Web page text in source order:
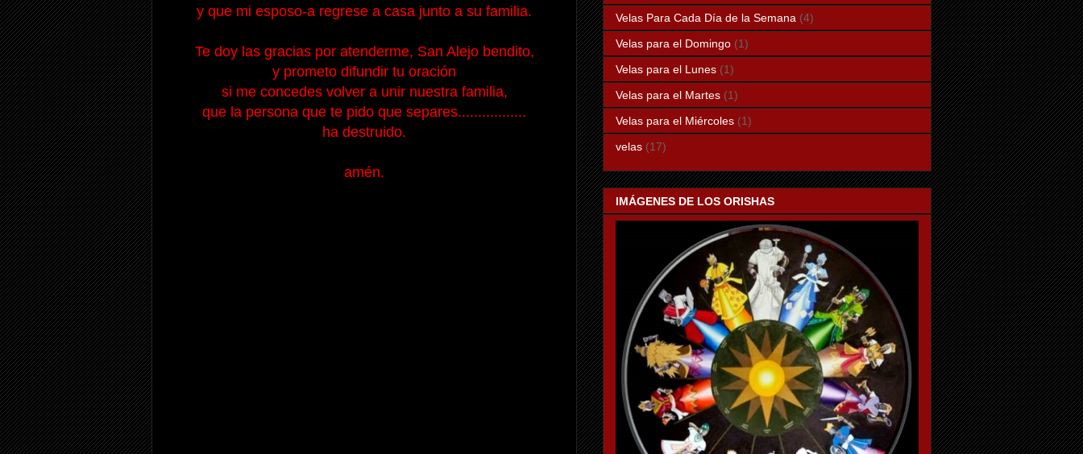
y que mi esposo-a regrese a casa junto a su familia.
Te doy las gracias por atenderme, San Alejo bendito,
y prometo difundir tu oración
si me concedes volver a unir nuestra familia,
que la persona que te pido que separes.................
ha destruido.
amén.
Velas Para Cada Día de la Semana (4)
Velas para el Domingo (1)
Velas para el Lunes (1)
Velas para el Martes (1)
Velas para el Miércoles (1)
velas (17)
IMÁGENES DE LOS ORISHAS